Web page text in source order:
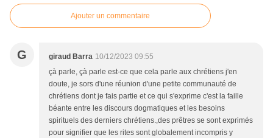
Ajouter un commentaire
G giraud Barra 10/12/2023 09:55
çà parle, çà parle est-ce que cela parle aux chrétiens j'en
doute, je sors d'une réunion d'une petite communauté de
chrétiens dont je fais partie et ce qui s'exprime c'est la faille
béante entre les discours dogmatiques et les besoins
spirituels des derniers chrétiens.,des prêtres se sont exprimés
pour signifier que les rites sont globalement incompris y